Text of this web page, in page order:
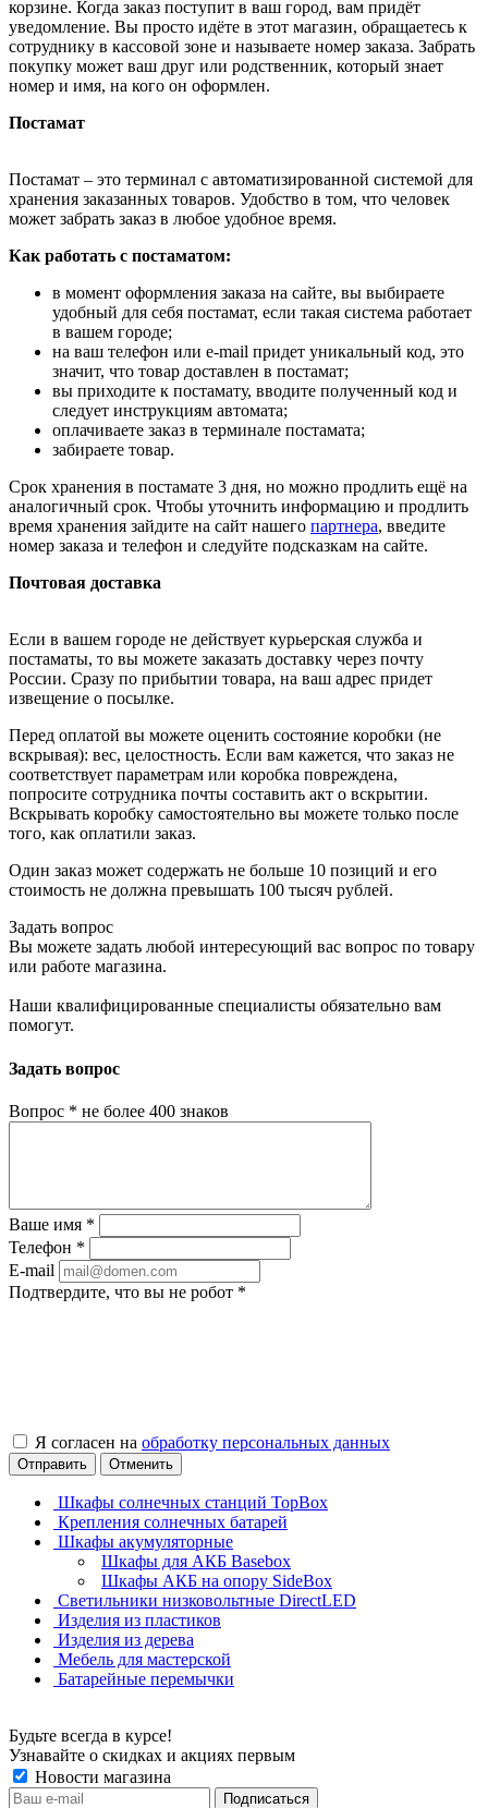
корзине. Когда заказ поступит в ваш город, вам придёт
уведомление. Вы просто идёте в этот магазин, обращаетесь к
сотруднику в кассовой зоне и называете номер заказа. Забрать
покупку может ваш друг или родственник, который знает
номер и имя, на кого он оформлен.
Постамат
Постамат – это терминал с автоматизированной системой для
хранения заказанных товаров. Удобство в том, что человек
может забрать заказ в любое удобное время.
Как работать с постаматом:
в момент оформления заказа на сайте, вы выбираете
удобный для себя постамат, если такая система работает
в вашем городе;
на ваш телефон или e-mail придет уникальный код, это
значит, что товар доставлен в постамат;
вы приходите к постамату, вводите полученный код и
следует инструкциям автомата;
оплачиваете заказ в терминале постамата;
забираете товар.
Срок хранения в постамате 3 дня, но можно продлить ещё на
аналогичный срок. Чтобы уточнить информацию и продлить
время хранения зайдите на сайт нашего партнера, введите
номер заказа и телефон и следуйте подсказкам на сайте.
Почтовая доставка
Если в вашем городе не действует курьерская служба и
постаматы, то вы можете заказать доставку через почту
России. Сразу по прибытии товара, на ваш адрес придет
извещение о посылке.
Перед оплатой вы можете оценить состояние коробки (не
вскрывая): вес, целостность. Если вам кажется, что заказ не
соответствует параметрам или коробка повреждена,
попросите сотрудника почты составить акт о вскрытии.
Вскрывать коробку самостоятельно вы можете только после
того, как оплатили заказ.
Один заказ может содержать не больше 10 позиций и его
стоимость не должна превышать 100 тысяч рублей.
Задать вопрос
Вы можете задать любой интересующий вас вопрос по товару
или работе магазина.
Наши квалифицированные специалисты обязательно вам
помогут.
Задать вопрос
Вопрос * не более 400 знаков
Ваше имя *
Телефон *
E-mail
Подтвердите, что вы не робот *
Я согласен на обработку персональных данных
Отправить Отменить
Шкафы солнечных станций TopBox
Крепления солнечных батарей
Шкафы акумуляторные
Шкафы для АКБ Basebox
Шкафы АКБ на опору SideBox
Светильники низковольтные DirectLED
Изделия из пластиков
Изделия из дерева
Мебель для мастерской
Батарейные перемычки
Будьте всегда в курсе!
Узнавайте о скидках и акциях первым
Новости магазина